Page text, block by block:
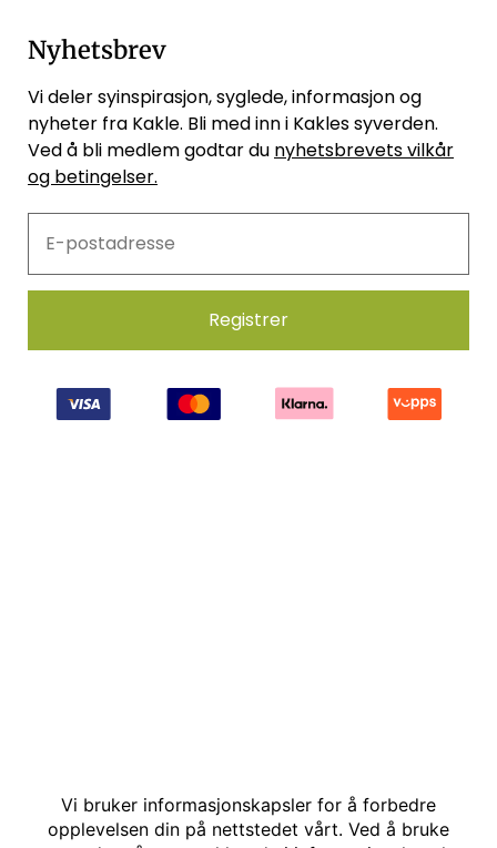
Nyhetsbrev
Vi deler syinspirasjon, syglede, informasjon og
nyheter fra Kakle. Bli med inn i Kakles syverden.
Ved å bli medlem godtar du nyhetsbrevets vilkår
og betingelser.